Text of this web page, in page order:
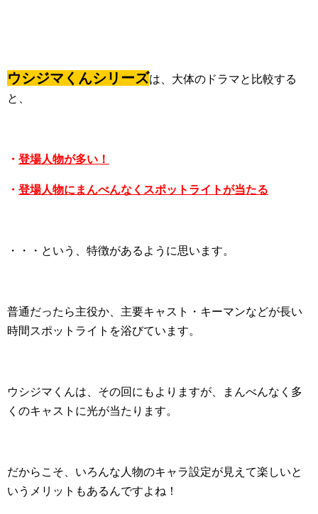
ウシジマくんシリーズは、大体のドラマと比較する
と、
・ 登場人物が多い！
・ 登場人物にまんべんなくスポットライトが当たる
・・・という、特徴があるように思います。
普通だったら主役か、主要キャスト・キーマンなどが長い
時間スポットライトを浴びています。
ウシジマくんは、その回にもよりますが、まんべんなく多
くのキャストに光が当たります。
だからこそ、いろんな人物のキャラ設定が見えて楽しいと
いうメリットもあるんですよね！